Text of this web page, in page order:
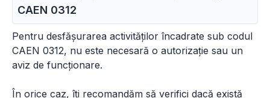
CAEN 0312
Pentru desfășurarea activităților încadrate sub codul
CAEN 0312, nu este necesară o autorizație sau un
aviz de funcționare.
În orice caz, îți recomandăm să verifici dacă există